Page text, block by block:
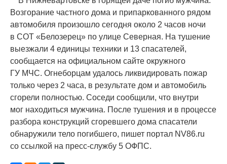
Возгорание частного дома и припаркованного рядом
автомобиля произошло сегодня около 2 часов ночи
в СОТ «Белозерец» по улице Северная. На тушение
выезжали 4 единицы техники и 13 спасателей,
сообщается на официальном сайте окружного
ГУ МЧС. Огнеборцам удалось ликвидировать пожар
только через 2 часа, в результате дом и автомобиль
сгорели полностью. Соседи сообщили, что внутри
мог находиться мужчина. После тушения и в процессе
разбора конструкций сгоревшего дома спасатели
обнаружили тело погибшего, пишет портал NV86.ru
со ссылкой на пресс-службу 5 ОФПС.